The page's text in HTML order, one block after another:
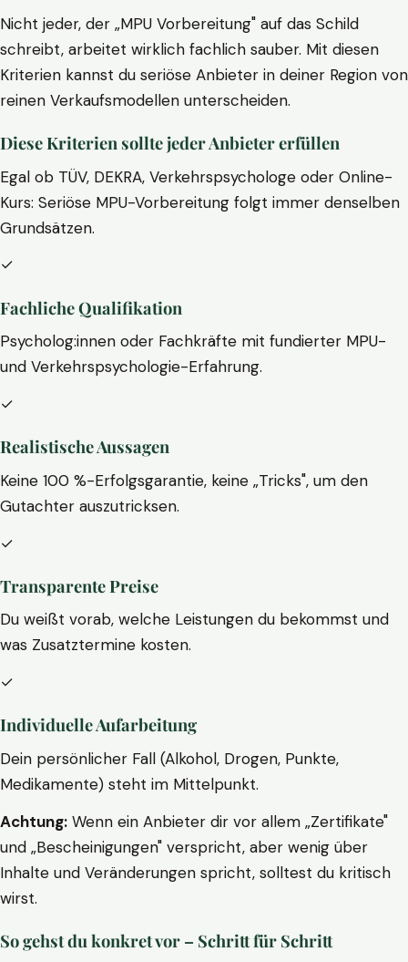
Nicht jeder, der „MPU Vorbereitung" auf das Schild
schreibt, arbeitet wirklich fachlich sauber. Mit diesen
Kriterien kannst du seriöse Anbieter in deiner Region von
reinen Verkaufsmodellen unterscheiden.
Diese Kriterien sollte jeder Anbieter erfüllen
Egal ob TÜV, DEKRA, Verkehrspsychologe oder Online-
Kurs: Seriöse MPU-Vorbereitung folgt immer denselben
Grundsätzen.
✓
Fachliche Qualifikation
Psycholog:innen oder Fachkräfte mit fundierter MPU-
und Verkehrspsychologie-Erfahrung.
✓
Realistische Aussagen
Keine 100 %-Erfolgsgarantie, keine „Tricks", um den
Gutachter auszutricksen.
✓
Transparente Preise
Du weißt vorab, welche Leistungen du bekommst und
was Zusatztermine kosten.
✓
Individuelle Aufarbeitung
Dein persönlicher Fall (Alkohol, Drogen, Punkte,
Medikamente) steht im Mittelpunkt.
Achtung: Wenn ein Anbieter dir vor allem „Zertifikate"
und „Bescheinigungen" verspricht, aber wenig über
Inhalte und Veränderungen spricht, solltest du kritisch
wirst.
So gehst du konkret vor – Schritt für Schritt